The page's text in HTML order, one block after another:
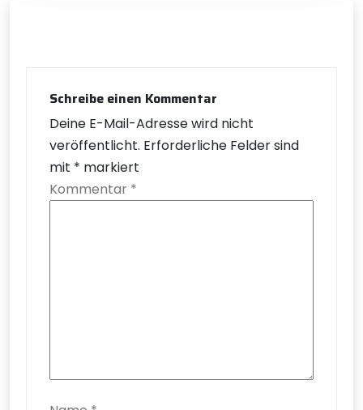
Schreibe einen Kommentar
Deine E-Mail-Adresse wird nicht
veröffentlicht. Erforderliche Felder sind
mit * markiert
Kommentar *